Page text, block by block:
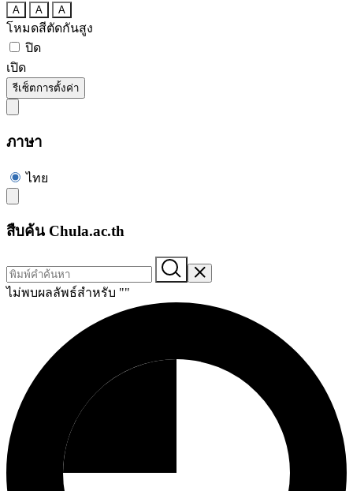
A A A
โหมดสีตัดกันสูง
ปิด
เปิด
รีเซ็ตการตั้งค่า
ภาษา
ไทย
สืบค้น Chula.ac.th
ไม่พบผลลัพธ์สำหรับ ""